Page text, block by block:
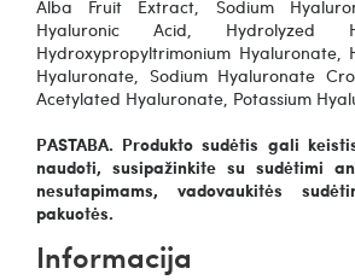
Alba Fruit Extract, Sodium
Hyaluronic Acid, Hydrolyzed
Hydroxypropyltrimonium Hyaluronate,
Hyaluronate, Sodium Hyaluronate
Acetylated Hyaluronate, Potassium
PASTABA. Produkto sudėtis gali
naudoti, susipažinkite su sudėtimi
nesutapimams, vadovaukitės
pakuotės.
Informacija